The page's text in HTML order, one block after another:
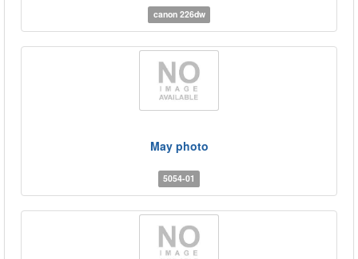
canon 226dw
May photo
5054-01